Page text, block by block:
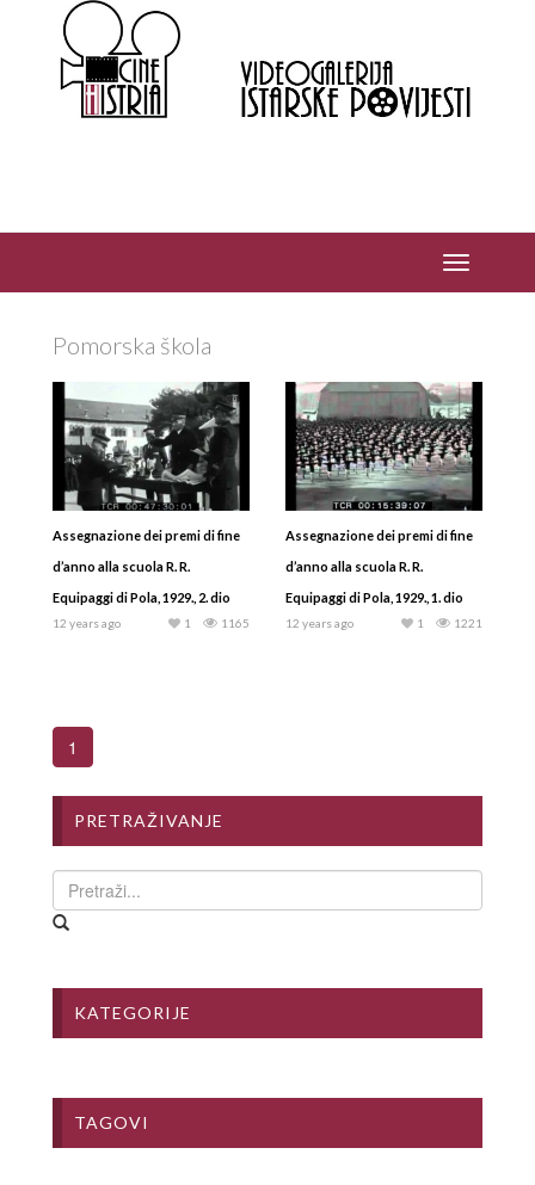
Pomorska škola
Assegnazione dei premi di fine
d’anno alla scuola R. R.
Equipaggi di Pola, 1929., 2. dio
12 years ago 1165
1
Assegnazione dei premi di fine
d’anno alla scuola R. R.
Equipaggi di Pola, 1929., 1. dio
12 years ago 1221
1
1
PRETRAŽIVANJE
KATEGORIJE
TAGOVI